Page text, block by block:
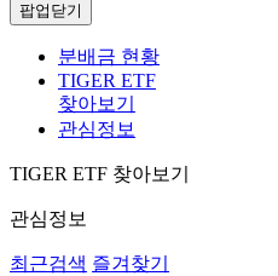
팝업닫기
분배금 현황
TIGER ETF
찾아보기
관심정보
TIGER ETF 찾아보기
관심정보
최근검색 즐겨찾기